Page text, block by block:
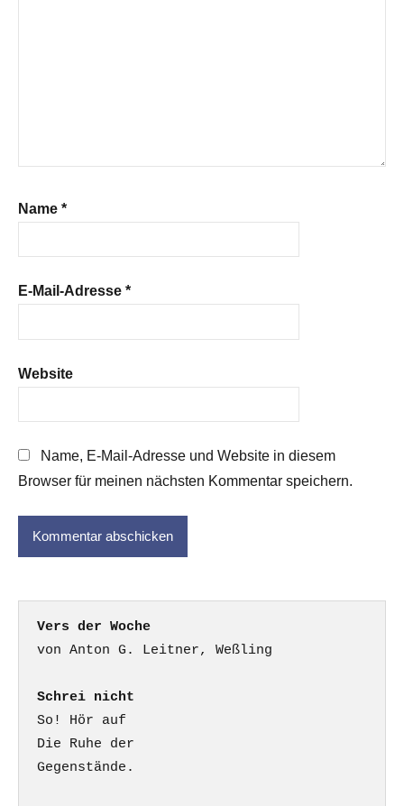
Name *
E-Mail-Adresse *
Website
Name, E-Mail-Adresse und Website in diesem
Browser für meinen nächsten Kommentar speichern.
Vers der Woche
Schrei nicht
So! Hör auf
Die Ruhe der
Gegenstände.